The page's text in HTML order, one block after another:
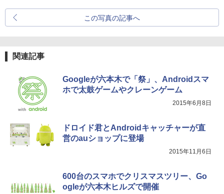
この写真の記事へ
関連記事
Googleが六本木で「祭」、Androidスマ
ホで太鼓ゲームやクレーンゲーム
2015年6月8日
ドロイド君とAndroidキャッチャーが直
営のauショップに登場
2015年11月6日
600台のスマホでクリスマスツリー、Go
ogleが六本木ヒルズで開催